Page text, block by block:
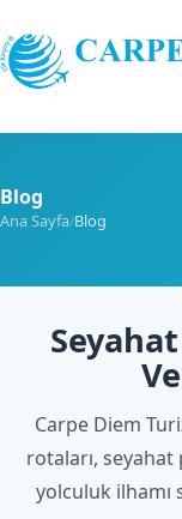
Blog
Ana Sayfa/Blog
Carpe Diem
rotaları,
yolculuk ilhamı